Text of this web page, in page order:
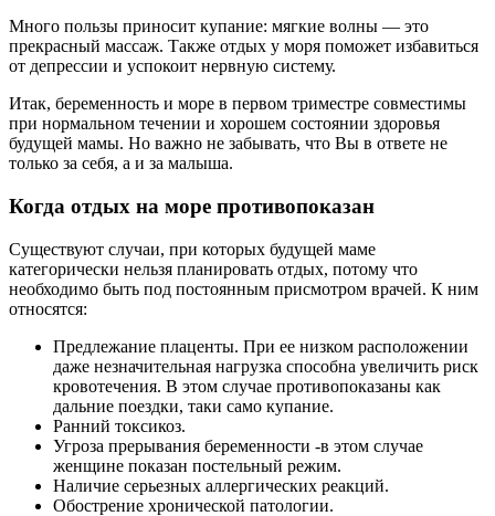
Много пользы приносит купание: мягкие волны — это
прекрасный массаж. Также отдых у моря поможет избавиться
от депрессии и успокоит нервную систему.
Итак, беременность и море в первом триместре совместимы
при нормальном течении и хорошем состоянии здоровья
будущей мамы. Но важно не забывать, что Вы в ответе не
только за себя, а и за малыша.
Когда отдых на море противопоказан
Существуют случаи, при которых будущей маме
категорически нельзя планировать отдых, потому что
необходимо быть под постоянным присмотром врачей. К ним
относятся:
Предлежание плаценты. При ее низком расположении
даже незначительная нагрузка способна увеличить риск
кровотечения. В этом случае противопоказаны как
дальние поездки, таки само купание.
Ранний токсикоз.
Угроза прерывания беременности -в этом случае
женщине показан постельный режим.
Наличие серьезных аллергических реакций.
Обострение хронической патологии.